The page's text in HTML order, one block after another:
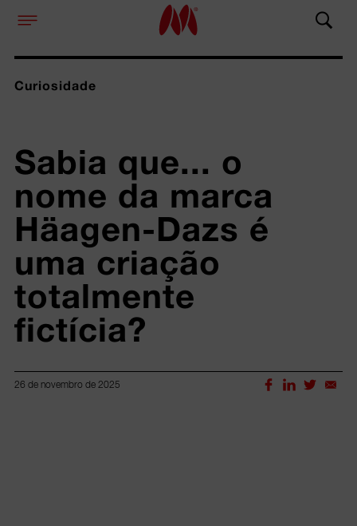
Curiosidade
Sabia que... o
nome da marca
Häagen-Dazs é
uma criação
totalmente
fictícia?
26 de novembro de 2025